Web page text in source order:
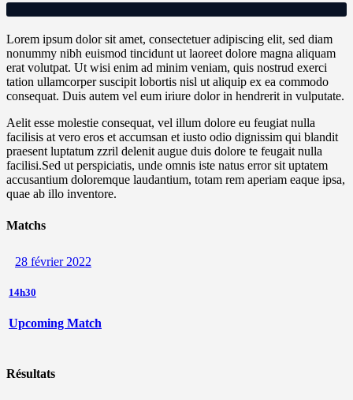
Lorem ipsum dolor sit amet, consectetuer adipiscing elit, sed diam
nonummy nibh euismod tincidunt ut laoreet dolore magna aliquam
erat volutpat. Ut wisi enim ad minim veniam, quis nostrud exerci
tation ullamcorper suscipit lobortis nisl ut aliquip ex ea commodo
consequat. Duis autem vel eum iriure dolor in hendrerit in vulputate.
Aelit esse molestie consequat, vel illum dolore eu feugiat nulla
facilisis at vero eros et accumsan et iusto odio dignissim qui blandit
praesent luptatum zzril delenit augue duis dolore te feugait nulla
facilisi.Sed ut perspiciatis, unde omnis iste natus error sit uptatem
accusantium doloremque laudantium, totam rem aperiam eaque ipsa,
quae ab illo inventore.
Matchs
28 février 2022
14h30
Upcoming Match
Résultats